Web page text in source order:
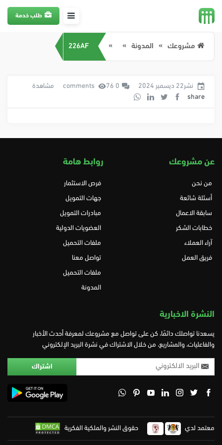
طلب خدمة
مشروعك المدونة 226AF
نشر22 ديسمبر 2024 0 comments 76 مشاهدة
share
عن مشروعك
من نحن
أسئلة شائعة
سابقة الاعمال
خطابات الشكر
آراء العملاء
فريق العمل
روابط هامة
فرص الاستثمار
جهات التمويل
مبادرات التمويل
العضويات الدولية
ملفات التحميل
تواصل معنا
ملفات التحميل
المدونة
النشرة الاخبارية
يسعدنا تواصلك دائمًا، كن على تواصل مع مشروعك لمعرفة أحدث الأخبار
والفاعليات، والمشاريع، من خلال الاشتراك في نشرة البريد الإلكتروني
معتمد لدي حقوق النشر والملكية الفكرية